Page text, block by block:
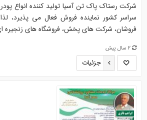
شرکت رستاک پاک تن آسیا تولید کننده انواع پودر
سراسر کشور نماینده فروش فعال می پذیرد، لذا
فروشان، شرکت های پخش، فروشگاه های زنجیره
2 سال پیش
جزئیات